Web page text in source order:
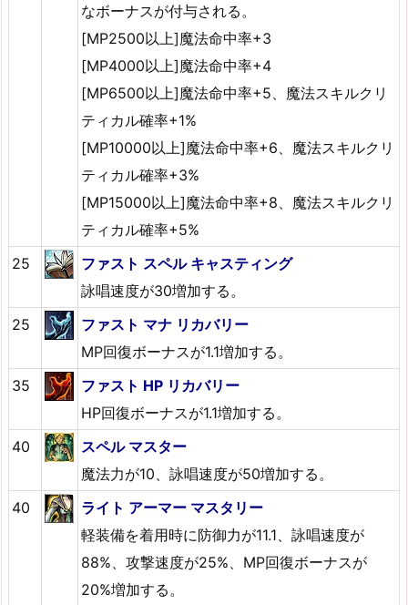
なボーナスが付与される。
[MP2500以上]魔法命中率+3
[MP4000以上]魔法命中率+4
[MP6500以上]魔法命中率+5、魔法スキルクリ
ティカル確率+1%
[MP10000以上]魔法命中率+6、魔法スキルクリ
ティカル確率+3%
[MP15000以上]魔法命中率+8、魔法スキルクリ
ティカル確率+5%
25
ファスト スペル キャスティング
詠唱速度が30増加する。
25
ファスト マナ リカバリー
MP回復ボーナスが1.1増加する。
35
ファスト HP リカバリー
HP回復ボーナスが1.1増加する。
40
スペル マスター
魔法力が10、詠唱速度が50増加する。
40
ライト アーマー マスタリー
軽装備を着用時に防御力が11.1、詠唱速度が
88%、攻撃速度が25%、MP回復ボーナスが
20%増加する。